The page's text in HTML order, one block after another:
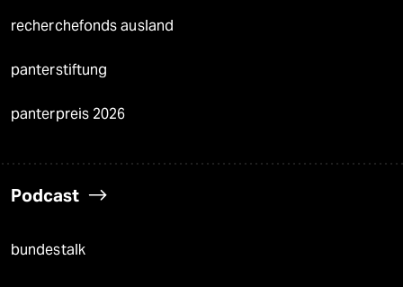
recherchefonds ausland
panterstiftung
panterpreis 2026
Podcast
bundestalk